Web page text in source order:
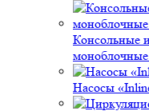
Консольные
Насосы